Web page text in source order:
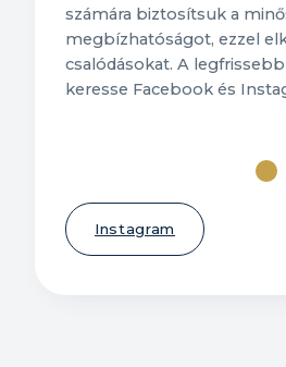
számára biztosítsuk a
megbízhatóságot, ezzel
csalódásokat. A
keresse Facebook és
Instagram